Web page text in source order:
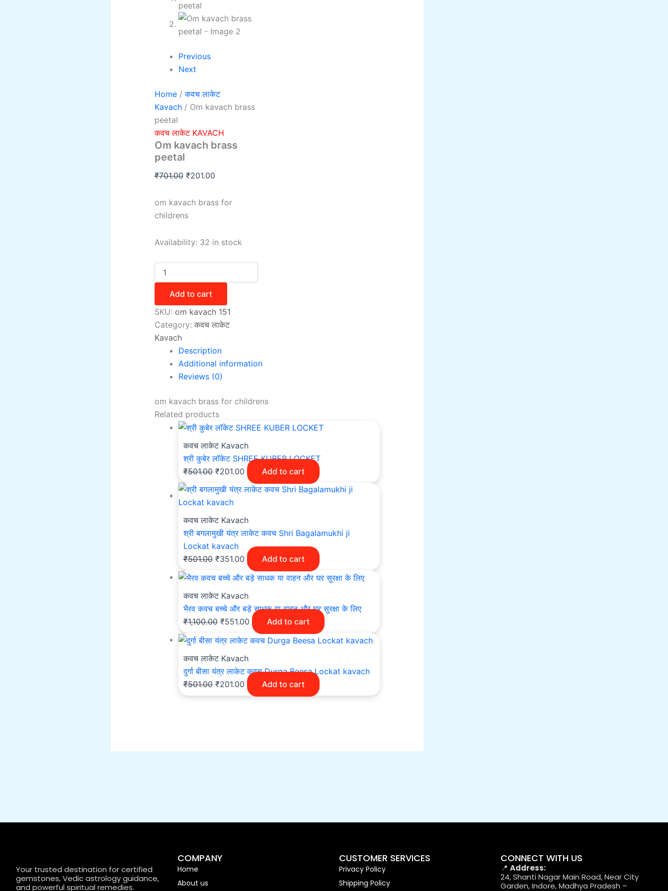
Previous
Next
Home/कवच लाकेट
Kavach/ Om kavach brass
peetal
कवच लाकेट KAVACH
Om kavach brass
peetal
₹701.00 ₹201.00
om kavach brass for
childrens
Availability: 32 in stock
Add to cart
SKU: om kavach 151
Category: कवच लाकेट
Kavach
Description
Additional information
Reviews (0)
om kavach brass for childrens
Related products
कवच लाकेट Kavach
श्री कुबेर लॉकेट SHREE KUBER LOCKET
₹501.00 ₹201.00 Add to cart
कवच लाकेट Kavach
श्री बगलामुखी यंत्र लाकेट कवच Shri Bagalamukhi ji
Lockat kavach
₹501.00 ₹351.00 Add to cart
कवच लाकेट Kavach
भैरव कवच बच्चे और बड़े साधक या वाहन और घर सुरक्षा के लिए
₹1,100.00 ₹551.00 Add to cart
कवच लाकेट Kavach
दुर्गा बीसा यंत्र लाकेट कवच Durga Beesa Lockat kavach
₹501.00 ₹201.00 Add to cart
Your trusted destination for certified
gemstones, Vedic astrology guidance,
and powerful spiritual remedies.
COMPANY
Home
About us
CUSTOMER SERVICES
Privacy Policy
Shipping Policy
CONNECT WITH US
📍 Address:
24, Shanti Nagar Main Road, Near City
Garden, Indore, Madhya Pradesh –